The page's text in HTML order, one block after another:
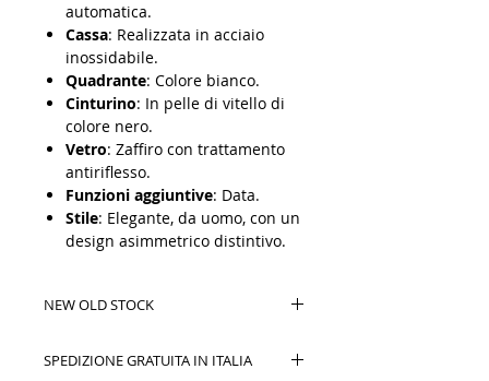
automatica.
Cassa: Realizzata in acciaio
inossidabile.
Quadrante: Colore bianco.
Cinturino: In pelle di vitello di
colore nero.
Vetro: Zaffiro con trattamento
antiriflesso.
Funzioni aggiuntive: Data.
Stile: Elegante, da uomo, con un
design asimmetrico distintivo.
NEW OLD STOCK
SPEDIZIONE GRATUITA IN ITALIA